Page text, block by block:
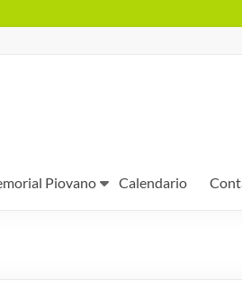
Piovano Calendario